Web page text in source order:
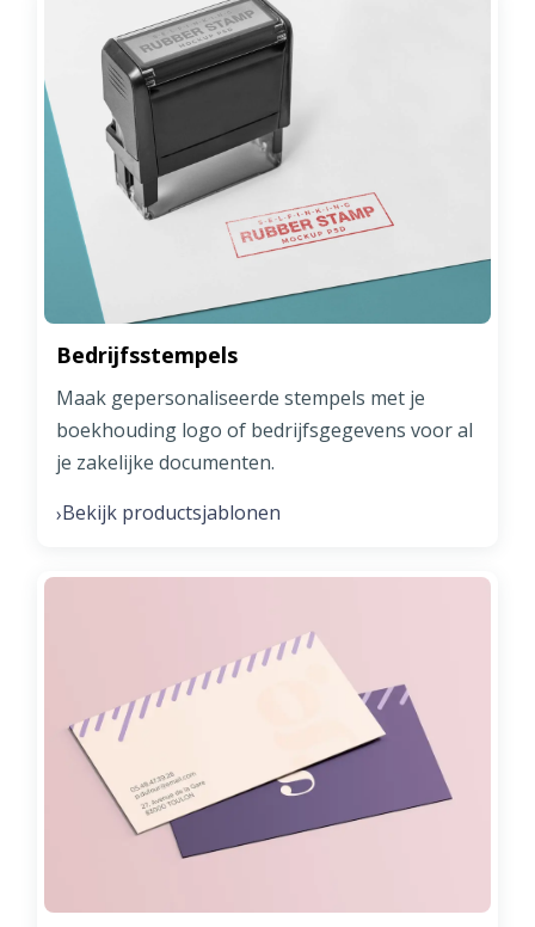
Bedrijfsstempels
Maak gepersonaliseerde stempels met je
boekhouding logo of bedrijfsgegevens voor al
je zakelijke documenten.
›Bekijk productsjablonen